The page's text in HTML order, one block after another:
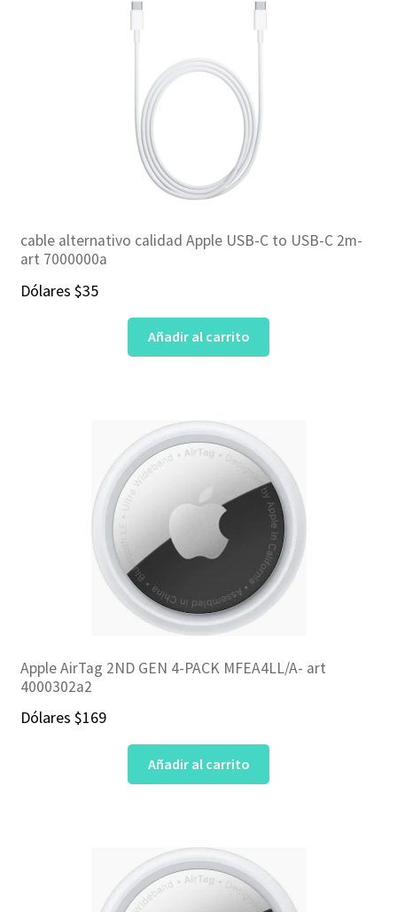
cable alternativo calidad Apple USB-C to USB-C 2m-
art 7000000a
Dólares $35
Añadir al carrito
Apple AirTag 2ND GEN 4-PACK MFEA4LL/A- art
4000302a2
Dólares $169
Añadir al carrito